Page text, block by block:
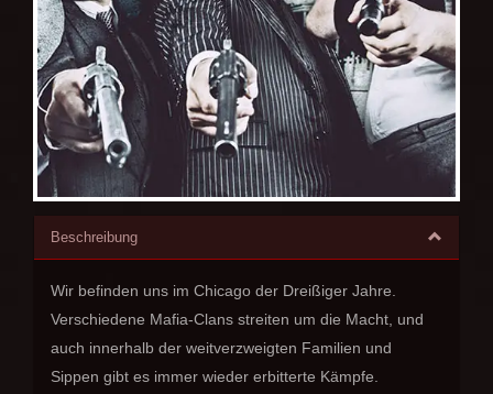
Beschreibung
Wir befinden uns im Chicago der Dreißiger Jahre.
Verschiedene Mafia-Clans streiten um die Macht, und
auch innerhalb der weitverzweigten Familien und
Sippen gibt es immer wieder erbitterte Kämpfe.